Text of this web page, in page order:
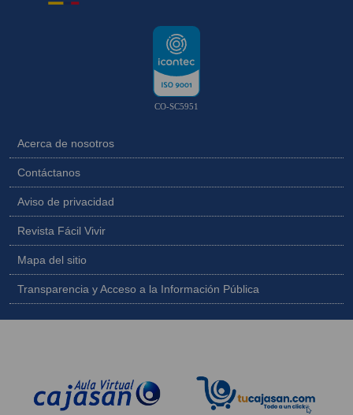
CO-SC5951
Acerca de nosotros
Contáctanos
Aviso de privacidad
Revista Fácil Vivir
Mapa del sitio
Transparencia y Acceso a la Información Pública